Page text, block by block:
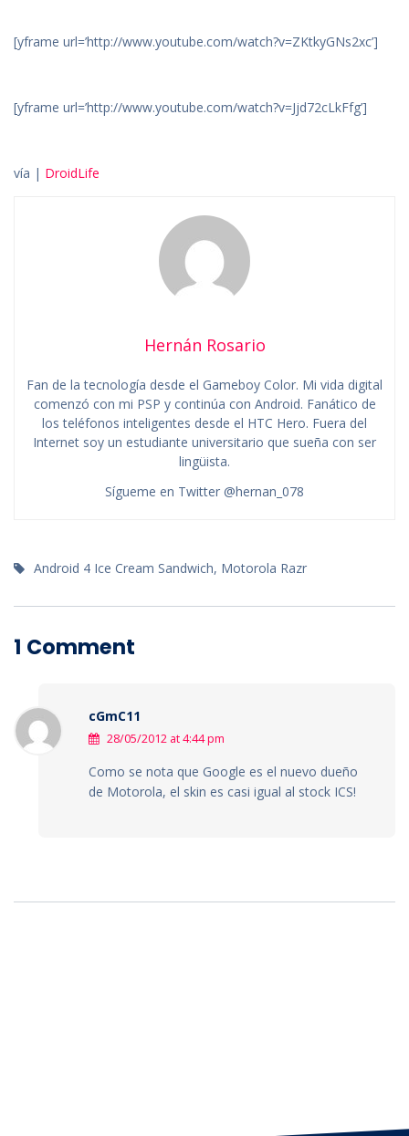
[yframe url=’http://www.youtube.com/watch?v=ZKtkyGNs2xc’]
[yframe url=’http://www.youtube.com/watch?v=Jjd72cLkFfg’]
vía | DroidLife
Hernán Rosario
Fan de la tecnología desde el Gameboy Color. Mi vida digital
comenzó con mi PSP y continúa con Android. Fanático de
los teléfonos inteligentes desde el HTC Hero. Fuera del
Internet soy un estudiante universitario que sueña con ser
lingüista.
Sígueme en Twitter @hernan_078
Android 4 Ice Cream Sandwich, Motorola Razr
1 Comment
cGmC11
28/05/2012 at 4:44 pm
Como se nota que Google es el nuevo dueño
de Motorola, el skin es casi igual al stock ICS!